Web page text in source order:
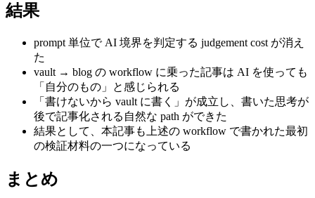
結果
prompt 単位で AI 境界を判定する judgement cost が消え
た
vault → blog の workflow に乗った記事は AI を使っても
「自分のもの」と感じられる
「書けないから vault に書く」が成立し、書いた思考が
後で記事化される自然な path ができた
結果として、本記事も上述の workflow で書かれた最初
の検証材料の一つになっている
まとめ